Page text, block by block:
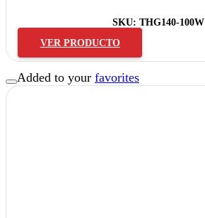
SKU: THG140-100W
VER PRODUCTO
Added to your favorites